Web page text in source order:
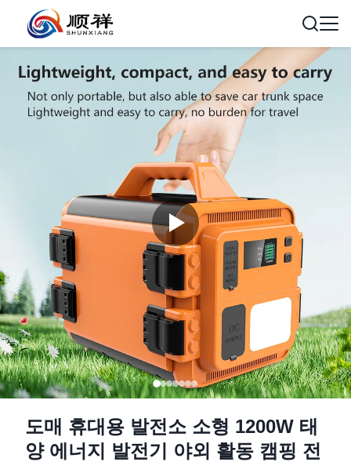
도매 휴대용 발전소 소형 1200W 태
양 에너지 발전기 야외 활동 캠핑 전